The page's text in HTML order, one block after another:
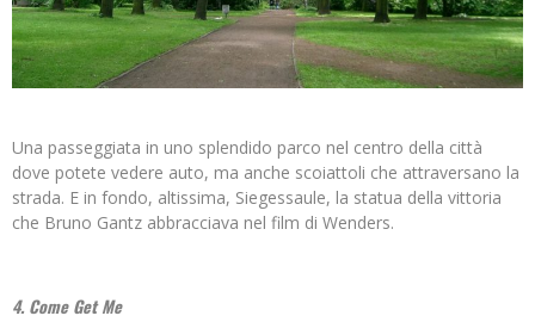
Una passeggiata in uno splendido parco nel centro della città
dove potete vedere auto, ma anche scoiattoli che attraversano la
strada. E in fondo, altissima, Siegessaule, la statua della vittoria
che Bruno Gantz abbracciava nel film di Wenders.
4. Come Get Me